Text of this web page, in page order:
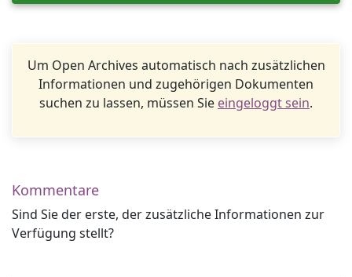
Um Open Archives automatisch nach zusätzlichen
Informationen und zugehörigen Dokumenten
suchen zu lassen, müssen Sie eingeloggt sein.
Kommentare
Sind Sie der erste, der zusätzliche Informationen zur
Verfügung stellt?